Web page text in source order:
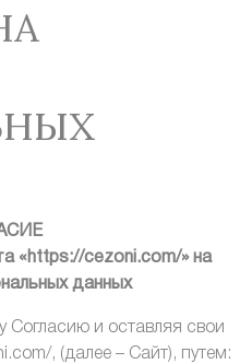
«https://cezoni.com/» на
данных
Согласию и оставляя свои
, (далее – Сайт), путем: